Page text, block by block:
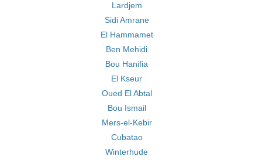
Lardjem
Sidi Amrane
El Hammamet
Ben Mehidi
Bou Hanifia
El Kseur
Oued El Abtal
Bou Ismail
Mers-el-Kebir
Cubatao
Winterhude